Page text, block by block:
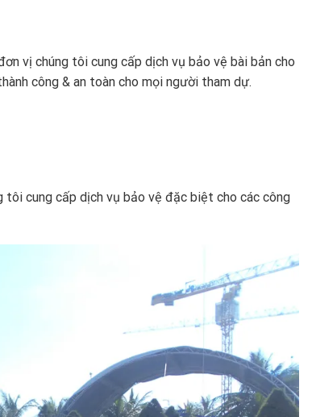
vị chúng tôi cung cấp dịch vụ bảo vệ bài bản cho
công & an toàn cho mọi người tham dự.
cung cấp dịch vụ bảo vệ đặc biệt cho các công